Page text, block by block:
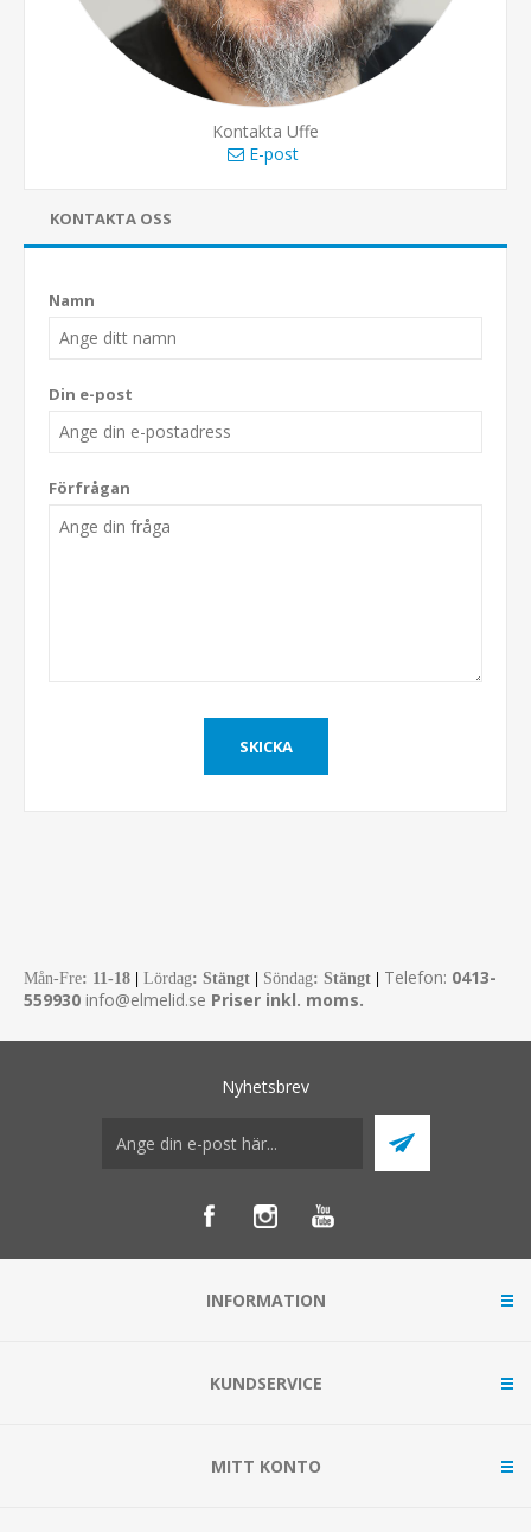
Kontakta Uffe
E-post
KONTAKTA OSS
Namn
Din e-post
Förfrågan
Mån-Fre: 11-18 Lördag: Stängt Söndag: Stängt Telefon: 0413-
559930 info@elmelid.se Priser inkl. moms.
Nyhetsbrev
INFORMATION
KUNDSERVICE
MITT KONTO